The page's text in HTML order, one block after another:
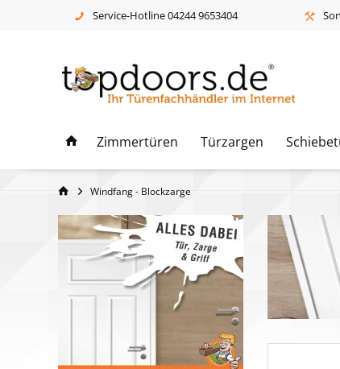
Service-Hotline 04244 9653404
Zimmertüren Türzargen
Windfang - Blockzarge